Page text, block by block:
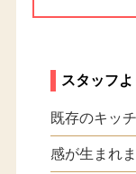
スタッフよ
既存のキッ
感が生まれ